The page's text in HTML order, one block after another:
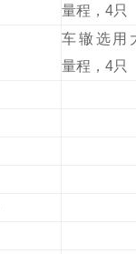
量程，4只
车辙选用
量程，4只